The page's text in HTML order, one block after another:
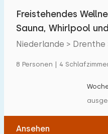
Von Hooghalen(max. km) :
Zum Meer(max. km):
Freistehendes
Sauna, Whirlpool
gelegen in Drenth
Niederlande > Drenthe
8 Personen | 4
Ansehen